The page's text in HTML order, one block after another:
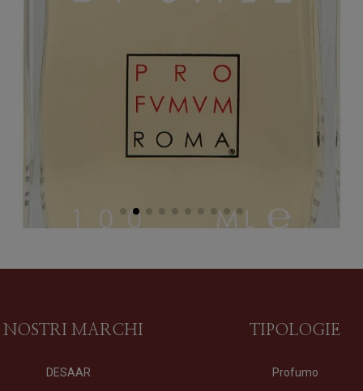
NOSTRI MARCHI
DESAAR
TIPOLOGIE
Profumo